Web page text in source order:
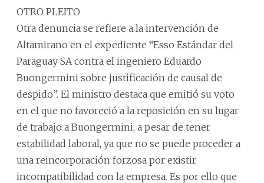
OTRO PLEITO
Otra denuncia se refiere a la intervención de
Altamirano en el expediente “Esso Estándar del
Paraguay SA contra el ingeniero Eduardo
Buongermini sobre justificación de causal de
despido”. El ministro destaca que emitió su voto
en el que no favoreció a la reposición en su lugar
de trabajo a Buongermini, a pesar de tener
estabilidad laboral, ya que no se puede proceder a
una reincorporación forzosa por existir
incompatibilidad con la empresa. Es por ello que